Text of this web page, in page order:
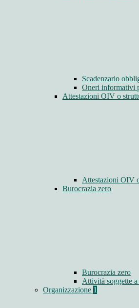
Scadenzario
Oneri informativi
Attestazioni OIV o
Attestazioni OIV
Burocrazia zero
Burocrazia zero
Attività soggette
Organizzazione 1